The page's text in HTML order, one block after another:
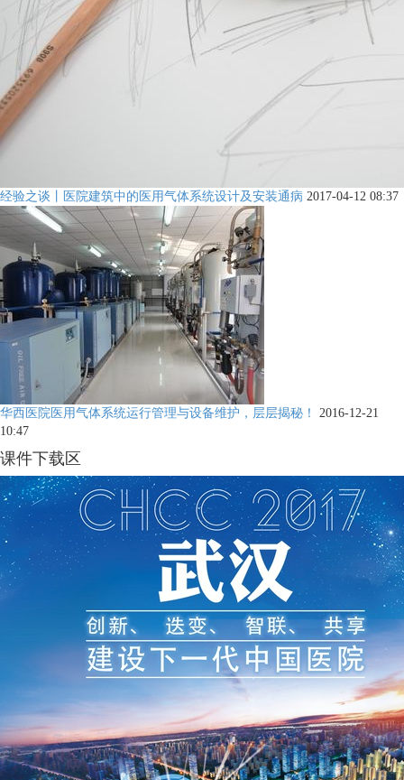
经验之谈丨医院建筑中的医用气体系统设计及安装通病 2017-04-12 08:37
华西医院医用气体系统运行管理与设备维护，层层揭秘！
2016-12-21
10:47
课件下载区